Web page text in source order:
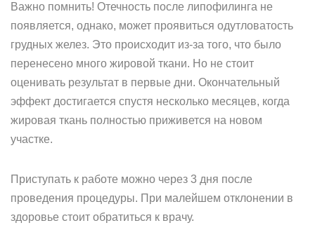
Важно помнить! Отечность после липофилинга не
появляется, однако, может проявиться одутловатость
грудных желез. Это происходит из-за того, что было
перенесено много жировой ткани. Но не стоит
оценивать результат в первые дни. Окончательный
эффект достигается спустя несколько месяцев, когда
жировая ткань полностью приживется на новом
участке.
Приступать к работе можно через 3 дня после
проведения процедуры. При малейшем отклонении в
здоровье стоит обратиться к врачу.